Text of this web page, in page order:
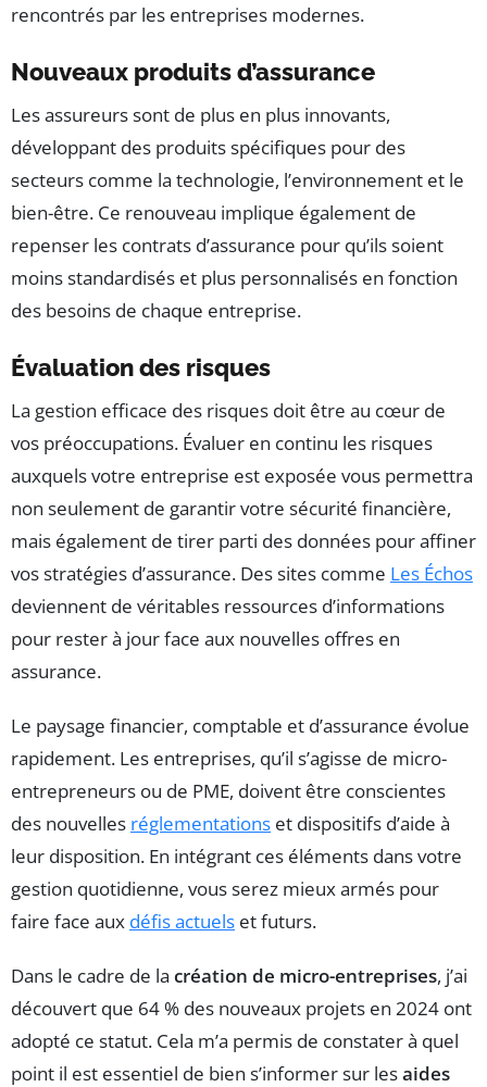
rencontrés par les entreprises modernes.
Nouveaux produits d’assurance
Les assureurs sont de plus en plus innovants,
développant des produits spécifiques pour des
secteurs comme la technologie, l’environnement et le
bien-être. Ce renouveau implique également de
repenser les contrats d’assurance pour qu’ils soient
moins standardisés et plus personnalisés en fonction
des besoins de chaque entreprise.
Évaluation des risques
La gestion efficace des risques doit être au cœur de
vos préoccupations. Évaluer en continu les risques
auxquels votre entreprise est exposée vous permettra
non seulement de garantir votre sécurité financière,
mais également de tirer parti des données pour affiner
vos stratégies d’assurance. Des sites comme Les Échos
deviennent de véritables ressources d’informations
pour rester à jour face aux nouvelles offres en
assurance.
Le paysage financier, comptable et d’assurance évolue
rapidement. Les entreprises, qu’il s’agisse de micro-
entrepreneurs ou de PME, doivent être conscientes
des nouvelles réglementations et dispositifs d’aide à
leur disposition. En intégrant ces éléments dans votre
gestion quotidienne, vous serez mieux armés pour
faire face aux défis actuels et futurs.
Dans le cadre de la création de micro-entreprises, j’ai
découvert que 64 % des nouveaux projets en 2024 ont
adopté ce statut. Cela m’a permis de constater à quel
point il est essentiel de bien s’informer sur lesaides